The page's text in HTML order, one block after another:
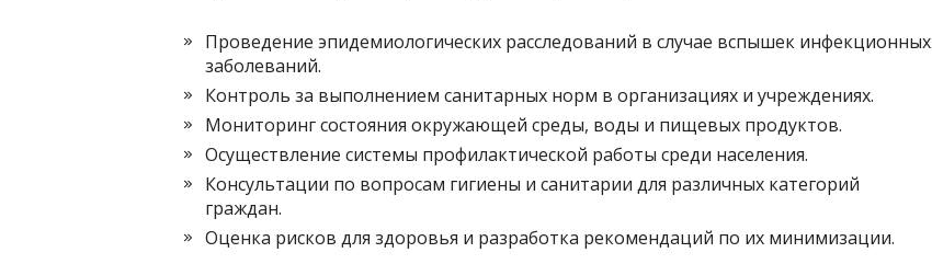
Проведение эпидемиологических расследований в случае вспышек инфекционных
заболеваний.
Контроль за выполнением санитарных норм в организациях и учреждениях.
Мониторинг состояния окружающей среды, воды и пищевых продуктов.
Осуществление системы профилактической работы среди населения.
Консультации по вопросам гигиены и санитарии для различных категорий
граждан.
Оценка рисков для здоровья и разработка рекомендаций по их минимизации.